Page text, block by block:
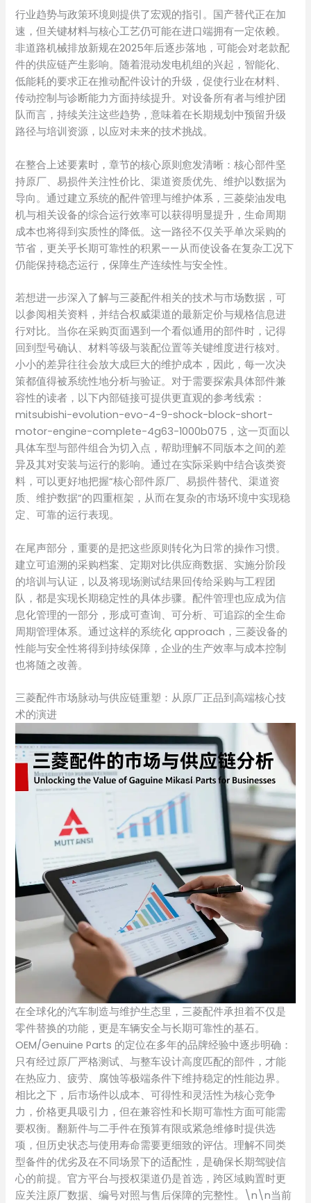
行业趋势与政策环境则提供了宏观的指引。国产替代正在加
速，但关键材料与核心工艺仍可能在进口端拥有一定依赖。
非道路机械排放新规在2025年后逐步落地，可能会对老款配
件的供应链产生影响。随着混动发电机组的兴起，智能化、
低能耗的要求正在推动配件设计的升级，促使行业在材料、
传动控制与诊断能力方面持续提升。对设备所有者与维护团
队而言，持续关注这些趋势，意味着在长期规划中预留升级
路径与培训资源，以应对未来的技术挑战。
在整合上述要素时，章节的核心原则愈发清晰：核心部件坚
持原厂、易损件关注性价比、渠道资质优先、维护以数据为
导向。通过建立系统的配件管理与维护体系，三菱柴油发电
机与相关设备的综合运行效率可以获得明显提升，生命周期
成本也将得到实质性的降低。这一路径不仅关乎单次采购的
节省，更关乎长期可靠性的积累——从而使设备在复杂工况下
仍能保持稳态运行，保障生产连续性与安全性。
若想进一步深入了解与三菱配件相关的技术与市场数据，可
以参阅相关资料，并结合权威渠道的最新定价与规格信息进
行对比。当你在采购页面遇到一个看似通用的部件时，记得
回到型号确认、材料等级与装配位置等关键维度进行核对。
小小的差异往往会放大成巨大的维护成本，因此，每一次决
策都值得被系统性地分析与验证。对于需要探索具体部件兼
容性的读者，以下内部链接可提供更直观的参考线索：
mitsubishi-evolution-evo-4-9-shock-block-short-
motor-engine-complete-4g63-1000b075，这一页面以
具体车型与部件组合为切入点，帮助理解不同版本之间的差
异及其对安装与运行的影响。通过在实际采购中结合该类资
料，可以更好地把握“核心部件原厂、易损件替代、渠道资
质、维护数据”的四重框架，从而在复杂的市场环境中实现稳
定、可靠的运行表现。
在尾声部分，重要的是把这些原则转化为日常的操作习惯。
建立可追溯的采购档案、定期对比供应商数据、实施分阶段
的培训与认证，以及将现场测试结果回传给采购与工程团
队，都是实现长期稳定性的具体步骤。配件管理也应成为信
息化管理的一部分，形成可查询、可分析、可追踪的全生命
周期管理体系。通过这样的系统化 approach，三菱设备的
性能与安全性将得到持续保障，企业的生产效率与成本控制
也将随之改善。
三菱配件市场脉动与供应链重塑：从原厂正品到高端核心技
术的演进
在全球化的汽车制造与维护生态里，三菱配件承担着不仅是
零件替换的功能，更是车辆安全与长期可靠性的基石。
OEM/Genuine Parts 的定位在多年的品牌经验中逐步明确：
只有经过原厂严格测试、与整车设计高度匹配的部件，才能
在热应力、疲劳、腐蚀等极端条件下维持稳定的性能边界。
相比之下，后市场件以成本、可得性和灵活性为核心竞争
力，价格更具吸引力，但在兼容性和长期可靠性方面可能需
要权衡。翻新件与二手件在预算有限或紧急维修时提供选
项，但历史状态与使用寿命需要更细致的评估。理解不同类
型备件的优劣及在不同场景下的适配性，是确保长期驾驶信
心的前提。官方平台与授权渠道仍是首选，跨区域购置时更
应关注原厂数据、编号对照与售后保障的完整性。\n\n当前